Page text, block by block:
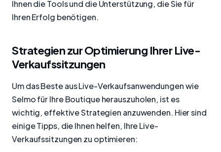
Ihnen die Tools und die Unterstützung, die Sie für
Ihren Erfolg benötigen.
Strategien zur Optimierung Ihrer Live-
Verkaufssitzungen
Um das Beste aus Live-Verkaufsanwendungen wie
Selmo für Ihre Boutique herauszuholen, ist es
wichtig, effektive Strategien anzuwenden. Hier sind
einige Tipps, die Ihnen helfen, Ihre Live-
Verkaufssitzungen zu optimieren: